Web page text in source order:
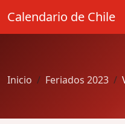
Calendario de Chile
Inicio Feriados 2023